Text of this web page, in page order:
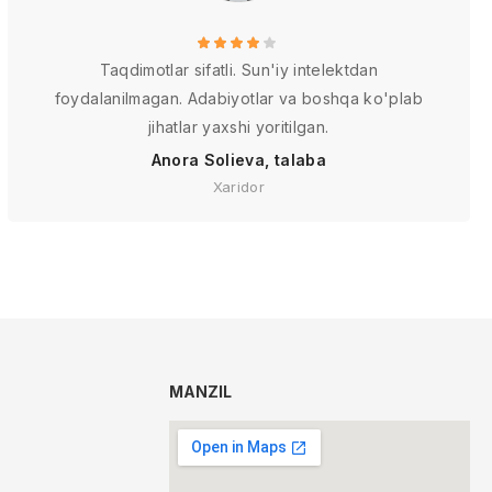
Taqdimotlar sifatli. Sun'iy intelektdan
foydalanilmagan. Adabiyotlar va boshqa ko'plab
jihatlar yaxshi yoritilgan.
Anora Solieva, talaba
Xaridor
MANZIL